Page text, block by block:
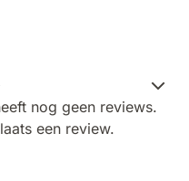
nog geen reviews.
een review.